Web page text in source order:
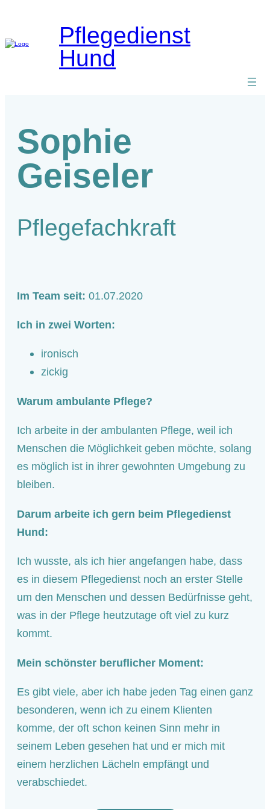
Pflegedienst
Hund
Sophie
Geiseler
Pflegefachkraft
Im Team seit: 01.07.2020
Ich in zwei Worten:
ironisch
zickig
Warum ambulante Pflege?
Ich arbeite in der ambulanten Pflege, weil ich
Menschen die Möglichkeit geben möchte, solang
es möglich ist in ihrer gewohnten Umgebung zu
bleiben.
Darum arbeite ich gern beim Pflegedienst
Hund:
Ich wusste, als ich hier angefangen habe, dass
es in diesem Pflegedienst noch an erster Stelle
um den Menschen und dessen Bedürfnisse geht,
was in der Pflege heutzutage oft viel zu kurz
kommt.
Mein schönster beruflicher Moment:
Es gibt viele, aber ich habe jeden Tag einen ganz
besonderen, wenn ich zu einem Klienten
komme, der oft schon keinen Sinn mehr in
seinem Leben gesehen hat und er mich mit
einem herzlichen Lächeln empfängt und
verabschiedet.